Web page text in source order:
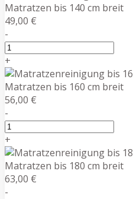
Matratzen bis 140 cm breit
49,00 €
-
+
Matratzen bis 160 cm breit
56,00 €
-
+
Matratzen bis 180 cm breit
63,00 €
-